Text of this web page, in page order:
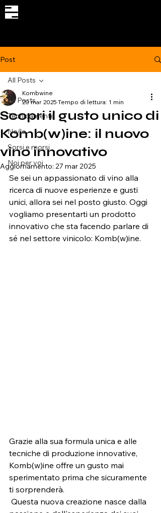
Post
All Posts
Tecnicamente
No/lo
Sorsi e morsi
Noi per voi
All Posts
Scopri il gusto unico di
Komb(w)ine: il nuovo
vino innovativo
Kombwine
20 mar 2025 Tempo di lettura: 1 min
Aggiornamento: 27 mar 2025
Se sei un appassionato di vino alla
ricerca di nuove esperienze e gusti
unici, allora sei nel posto giusto. Oggi
vogliamo presentarti un prodotto
innovativo che sta facendo parlare di
sé nel settore vinicolo: Komb(w)ine.
Grazie alla sua formula unica e alle
tecniche di produzione innovative,
Komb(w)ine offre un gusto mai
sperimentato prima che sicuramente
ti sorprenderà.